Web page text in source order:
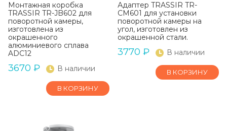
Монтажная коробка
TRASSIR TR-JB602 для
поворотной камеры,
изготовлена из
окрашенного
алюминиевого сплава
ADC12
3670 ₽ В наличии
В КОРЗИНУ
Адаптер TRASSIR TR-
CM601 для установки
поворотной камеры на
угол, изготовлен из
окрашенной стали.
3770 ₽ В наличии
В КОРЗИНУ